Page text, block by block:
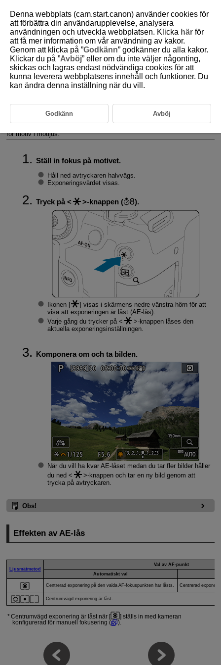
D180-059
Låst exponering (AE-lås)
Effekten av AE-lås
Du kan låsa exponeringen när du vill ställa in fokus och exponering
separat eller när du ska ta flera bilder på samma exponeringsinställning.
-knappen för att låsa exponeringen och komponera
för motiv i motljus.
Ställ in fokus på motivet.
Håll ned avtryckaren halvvägs.
Exponeringsvärdet visas.
Tryck på -knappen ( ).
Ikonen [
] visas i skärmens nedre vänstra hörn för att
visa att exponeringen är låst (AE-lås).
Varje gång du trycker på
-knappen låses den
aktuella exponeringsinställningen.
Komponera om och ta bilden.
När du vill ha kvar AE-låset medan du tar fler bilder håller
du ned
-knappen och tar en ny bild genom att
trycka på avtryckaren.
Obs!
Effekten av AE-lås
Ljusmätmetod
Val av AF-punkt
Automatiskt val
Centrerad exponering på den valda AF-fokuspunkten har låsts. Centrerad
Centrumvägd exponering är låst.
Centrumvägd exponering är låst när [
] ställs in med kameran
konfigurerad för manuell fokusering (
).
Denna webbplats (cam.start.canon) använder cookies för
att förbättra din användarupplevelse, analysera
användningen och utveckla webbplatsen. Klicka här för
att få mer information om vår användning av kakor.
Genom att klicka på ”Godkänn” godkänner du alla kakor.
Klickar du på ”Avböj” eller om du inte väljer någonting,
skickas och lagras endast nödvändiga cookies för att
kunna leverera webbplatsens innehåll och funktioner. Du
kan ändra denna inställning när du vill.
Godkänn Avböj